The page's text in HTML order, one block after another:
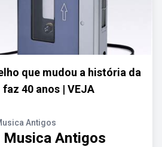
que mudou a história da
40 anos | VEJA
Antigos
Musica Antigos